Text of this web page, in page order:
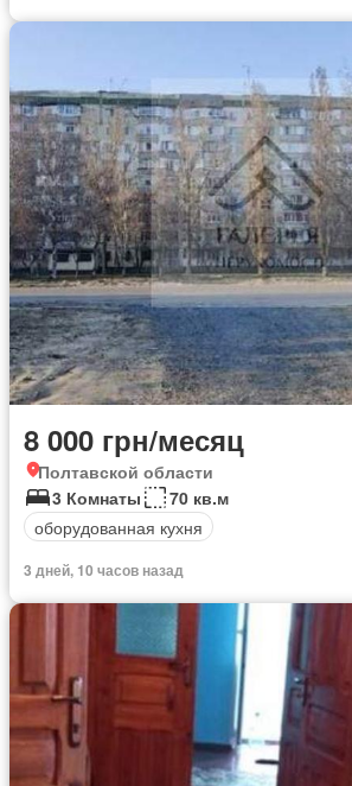
8 000 грн/месяц
Полтавской области
3 Комнаты
70 кв.м
оборудованная кухня
3 дней, 10 часов назад